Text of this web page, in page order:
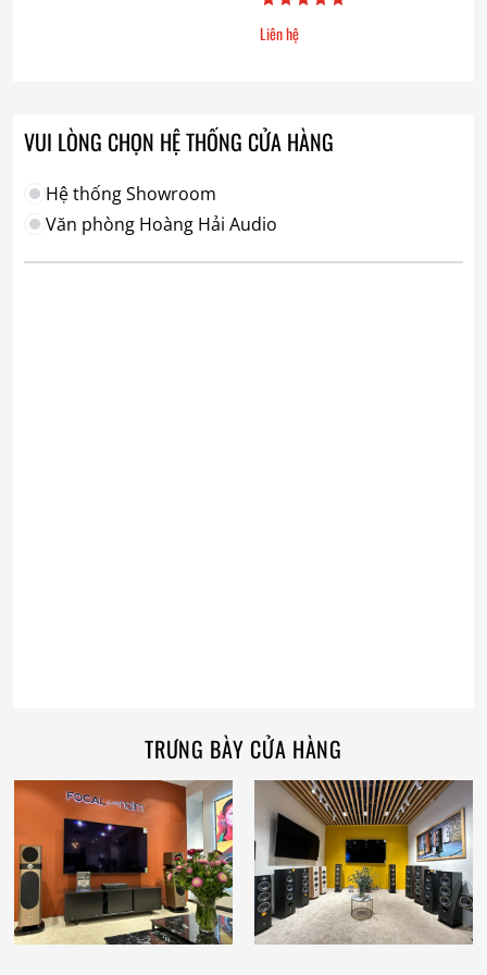
Liên hệ
VUI LÒNG CHỌN HỆ THỐNG CỬA HÀNG
Hệ thống Showroom
Văn phòng Hoàng Hải Audio
TRƯNG BÀY CỬA HÀNG